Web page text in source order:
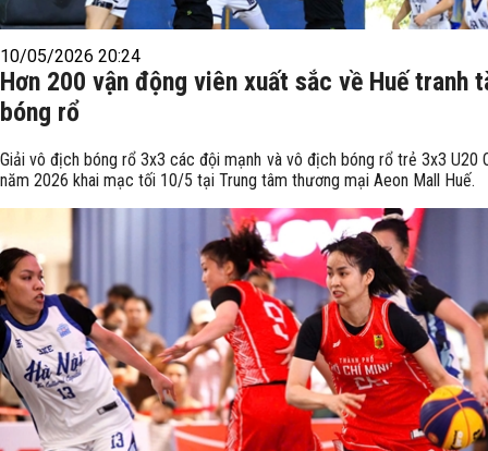
10/05/2026 20:24
Hơn 200 vận động viên xuất sắc về Huế tranh
bóng rổ
Giải vô địch bóng rổ 3x3 các đội mạnh và vô địch bóng rổ trẻ 3x3 U20
năm 2026 khai mạc tối 10/5 tại Trung tâm thương mại Aeon Mall Huế.